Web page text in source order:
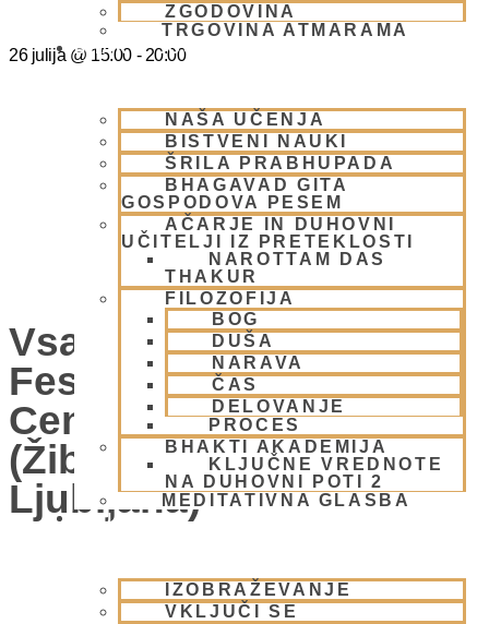
ZGODOVINA
TRGOVINA ATMARAMA
BHAKTI JOGA
NAŠA UČENJA
BISTVENI NAUKI
ŠRILA PRABHUPADA
BHAGAVAD GITA
GOSPODOVA PESEM
AČARJE IN DUHOVNI
UČITELJI IZ PRETEKLOSTI
NAROTTAM DAS
THAKUR
FILOZOFIJA
BOG
DUŠA
NARAVA
ČAS
DELOVANJE
PROCES
BHAKTI AKADEMIJA
KLJUČNE VREDNOTE
NA DUHOVNI POTI 2
MEDITATIVNA GLASBA
SKUPNOST
IZOBRAŽEVANJE
VKLJUČI SE
26 julija @ 15:00 - 20:00
Vsako Nedeljo Mini
Festival V Hare Krišna
Centru – VABLJENI
(Žibertova 27, 1000
Ljubljana)